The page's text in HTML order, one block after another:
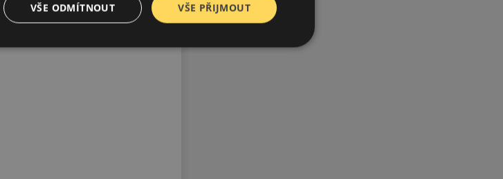
pro celoroční provoz. Její
výkonu na mokré vozovce.
VŠE PŘIJMOUT
VŠE ODMÍTNOUT